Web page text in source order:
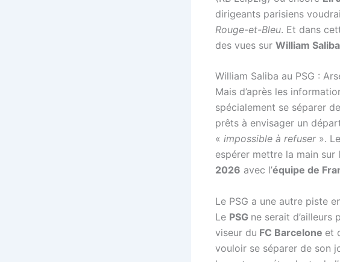
dirigeants parisiens
Rouge-et-Bleu. Et dans
des vues sur William Saliba
William Saliba au PSG :
Mais d’après les
spécialement se séparer de
prêts à envisager un
« impossible à refuser ». Le
espérer mettre la main
2026 avec l’équipe de
Le PSG a une autre piste
Le PSG ne serait d’ailleurs
viseur du FC Barcelone et
vouloir se séparer de son